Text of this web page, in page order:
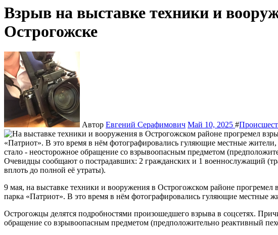
Взрыв на выставке техники и
Острогожске
Автор Евгений Серафимович Май 10, 2025 #
9 мая, на выставке техники и вооружения в Острогожском районе прогремел взрыв. ЧП произошло на территории
парка «Патриот». В это время в нём фотографировались гуляющие местные
Острогожцы делятся подробностями произошедшего взрыва в соцсетях.
обращение со взрывоопасным предметом (предположительно реактивный